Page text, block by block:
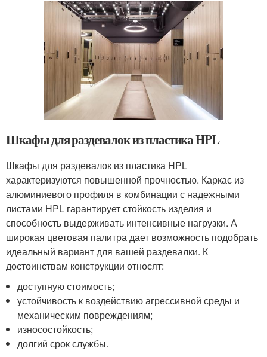
Шкафы для раздевалок из пластика HPL
Шкафы для раздевалок из пластика HPL
характеризуются повышенной прочностью. Каркас из
алюминиевого профиля в комбинации с надежными
листами HPL гарантирует стойкость изделия и
способность выдерживать интенсивные нагрузки. А
широкая цветовая палитра дает возможность подобрать
идеальный вариант для вашей раздевалки. К
достоинствам конструкции относят:
доступную стоимость;
устойчивость к воздействию агрессивной среды и
механическим повреждениям;
износостойкость;
долгий срок службы.